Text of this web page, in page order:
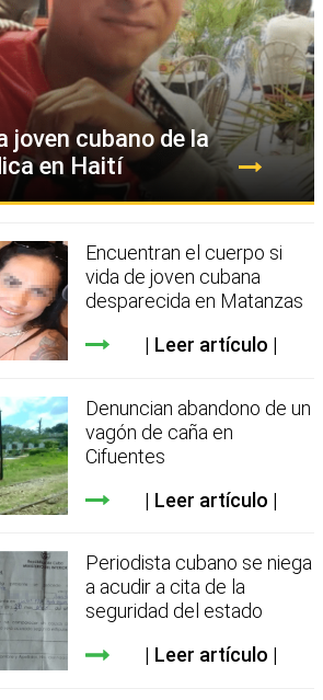
joven cubano de la
en Haití
Encuentran el cuerpo si
vida de joven cubana
desparecida en Matanzas
Leer artículo
Denuncian abandono de un
vagón de caña en
Cifuentes
Leer artículo
Periodista cubano se niega
a acudir a cita de la
seguridad del estado
Leer artículo